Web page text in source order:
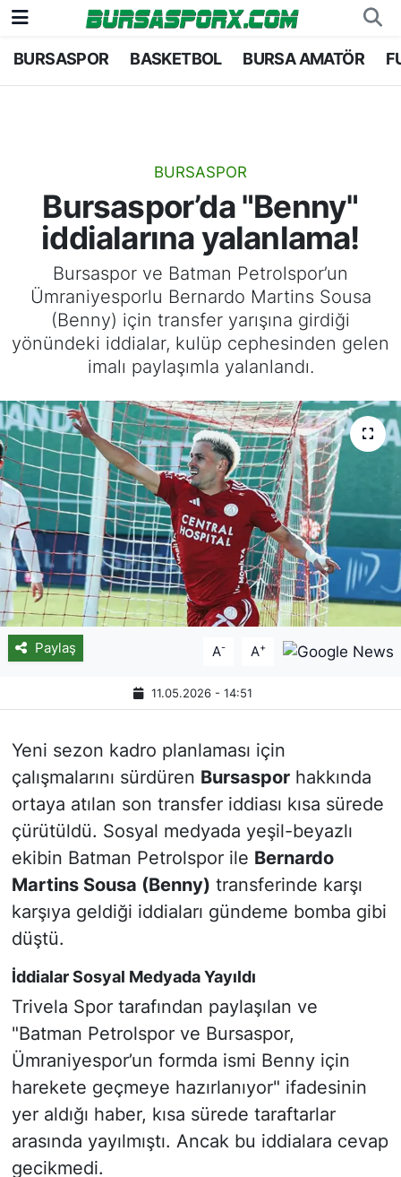
BURSASPOR BASKETBOL BURSA AMATÖR
BURSASPOR
Bursaspor’da "Benny"
iddialarına yalanlama!
Bursaspor ve Batman Petrolspor’un
Ümraniyesporlu Bernardo Martins Sousa
(Benny) için transfer yarışına girdiği
yönündeki iddialar, kulüp cephesinden gelen
imalı paylaşımla yalanlandı.
Paylaş A- A+
11.05.2026 - 14:51
Yeni sezon kadro planlaması için
çalışmalarını sürdüren Bursasporhakkında
ortaya atılan son transfer iddiası kısa sürede
çürütüldü. Sosyal medyada yeşil-beyazlı
ekibin Batman Petrolspor ile Bernardo
Martins Sousa (Benny) transferinde karşı
karşıya geldiği iddiaları gündeme bomba gibi
düştü.
İddialar Sosyal Medyada Yayıldı
Trivela Spor tarafından paylaşılan ve
"Batman Petrolspor ve Bursaspor,
Ümraniyespor’un formda ismi Benny için
harekete geçmeye hazırlanıyor" ifadesinin
yer aldığı haber, kısa sürede taraftarlar
arasında yayılmıştı. Ancak bu iddialara cevap
gecikmedi.
Bursaspor
Bursa Amatör
Hentbol
Voleybol
Genel
Bursa Nöbetçi Eczaneler
Bursa Trafik Yoğunluk Haritası
TFF 2.Lig Kırmızı Grup Puan Durumu ve Fikstür
Tüm Manşetler
Son Dakika Haberleri